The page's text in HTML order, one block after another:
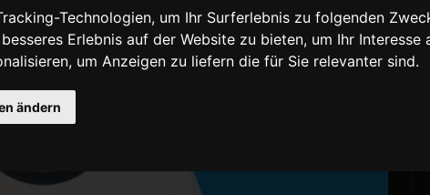
Technologien, um Ihr Surferlebnis zu folgenden
Erlebnis auf der Website zu bieten, um Ihr Interesse
, um Anzeigen zu liefern die für Sie relevanter sind.
ändern